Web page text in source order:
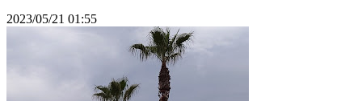
2023/05/21 01:55